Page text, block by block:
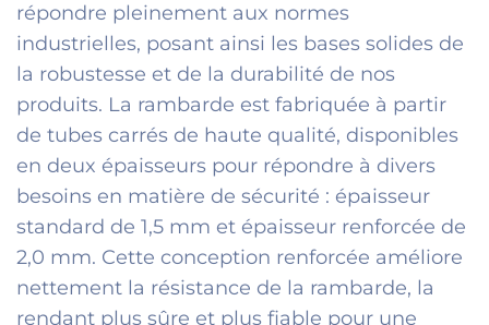
répondre pleinement aux normes
industrielles, posant ainsi les bases solides de
la robustesse et de la durabilité de nos
produits. La rambarde est fabriquée à partir
de tubes carrés de haute qualité, disponibles
en deux épaisseurs pour répondre à divers
besoins en matière de sécurité : épaisseur
standard de 1,5 mm et épaisseur renforcée de
2,0 mm. Cette conception renforcée améliore
nettement la résistance de la rambarde, la
rendant plus sûre et plus fiable pour une